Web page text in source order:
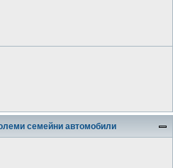
семейни автомобили